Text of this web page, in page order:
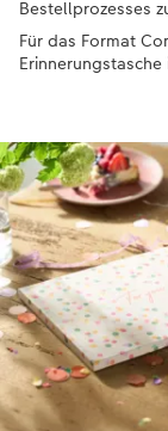
Bestellprozesses
Für das Format